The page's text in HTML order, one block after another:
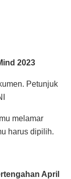
2023
Petunjuk
melamar
harus dipilih.
April